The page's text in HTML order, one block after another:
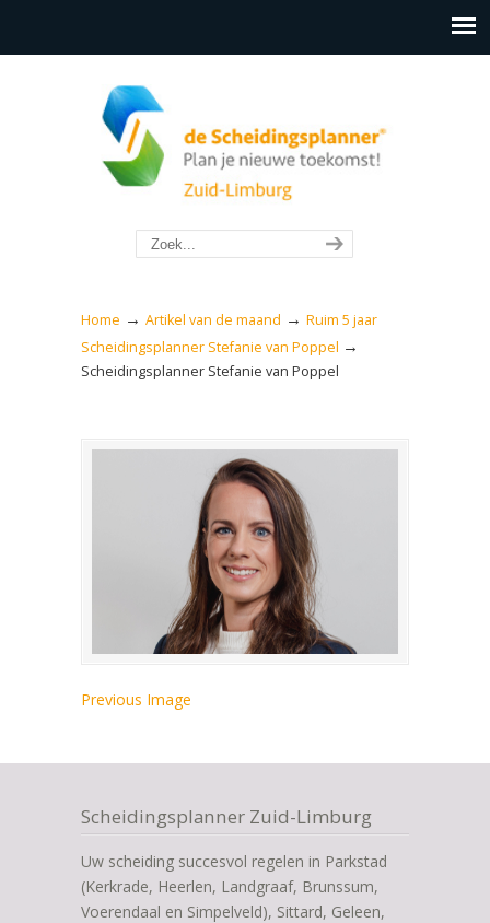
Home → Artikel van de maand → Ruim 5 jaar
Scheidingsplanner Stefanie van Poppel →
Scheidingsplanner Stefanie van Poppel
Previous Image
Scheidingsplanner Zuid-Limburg
Uw scheiding succesvol regelen in Parkstad
(Kerkrade, Heerlen, Landgraaf, Brunssum,
Voerendaal en Simpelveld), Sittard, Geleen,